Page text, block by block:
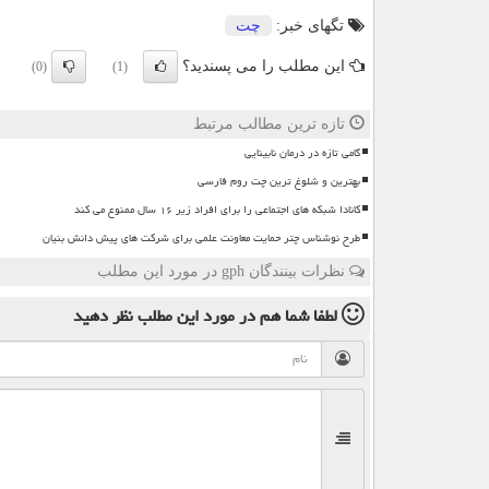
تگهای خبر:
چت
این مطلب را می پسندید؟ (1)
(0)
تازه ترین مطالب مرتبط
گامی تازه در درمان نابینایی
بهترین و شلوغ ترین چت روم فارسی
کانادا شبکه های اجتماعی را برای افراد زیر ۱۶ سال ممنوع می کند
طرح نوشناس چتر حمایت معاونت علمی برای شرکت های پیش دانش بنیان
نظرات بینندگان gph در مورد این مطلب
لطفا شما همدر مورد این مطلبنظر دهید